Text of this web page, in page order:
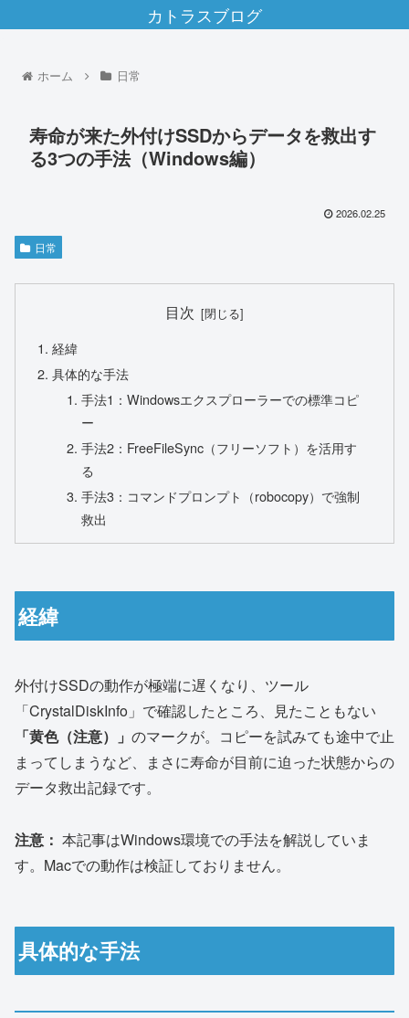
カトラスブログ
ホーム 日常
寿命が来た外付けSSDからデータを救出す
る3つの手法（Windows編）
2026.02.25
日常
目次
経緯
具体的な手法
手法1：Windowsエクスプローラーでの標準コピ
ー
手法2：FreeFileSync（フリーソフト）を活用す
る
手法3：コマンドプロンプト（robocopy）で強制
救出
経緯
外付けSSDの動作が極端に遅くなり、ツール
「CrystalDiskInfo」で確認したところ、見たこともない
「黄色（注意）」 のマークが。コピーを試みても途中で止
まってしまうなど、まさに寿命が目前に迫った状態からの
データ救出記録です。
注意： 本記事はWindows環境での手法を解説していま
す。Macでの動作は検証しておりません。
具体的な手法